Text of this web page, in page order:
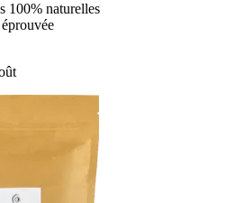
100% naturelles